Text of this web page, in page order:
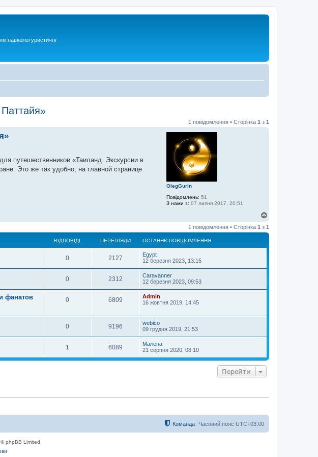
навколотуристичні
1 повідомлення • Сторінка 1 з 1
OlegGurin
Повідомлень: 51
З нами з: 07 липня 2017, 20:51
путешественников «Таиланд. Экскурсии в
Это же так удобно, на главной странице
г
о
1 повідомлення • Сторінка 1 з 1
ВІДПОВІДІ ПЕРЕГЛЯДИ ОСТАННЄ ПОВІДОМЛЕННЯ
0 2127
Egypt
12 березня 2023, 13:15
0 2312
Caravanner
12 березня 2023, 09:53
фанатов
0 6809
Admin
16 жовтня 2019, 14:45
0 9196
webico
09 грудня 2019, 21:53
1 6089
Малена
21 серпня 2020, 08:10
Перейти
Часовий пояс UTC+03:00
Команда
phpBB Limited